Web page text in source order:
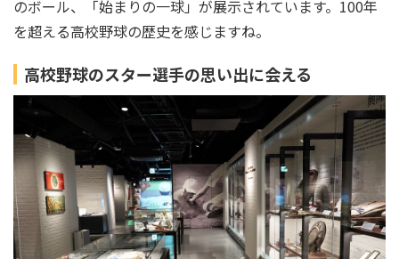
のボール、「始まりの一球」が展示されています。100年
を超える高校野球の歴史を感じますね。
高校野球のスター選手の思い出に会える